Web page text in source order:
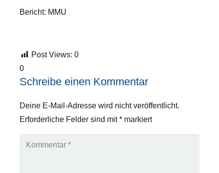
Bericht: MMU
Post Views: 0
0
Schreibe einen Kommentar
Deine E-Mail-Adresse wird nicht veröffentlicht.
Erforderliche Felder sind mit* markiert